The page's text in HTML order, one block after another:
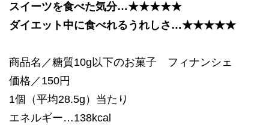
スイーツを食べた気分…★★★★★
ダイエット中に食べれるうれしさ…★★★★★
商品名／糖質10g以下のお菓子 フィナンシェ
価格／150円
1個（平均28.5g）当たり
エネルギー…138kcal